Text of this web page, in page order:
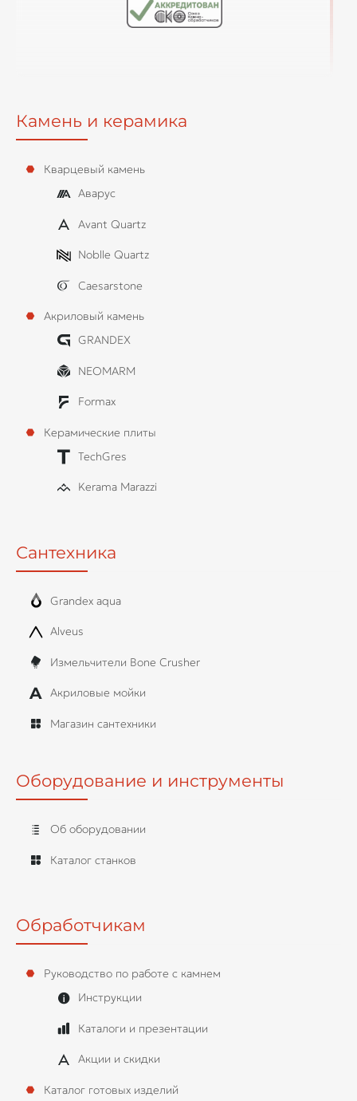
Камень и керамика
Кварцевый камень
Аварус
Avant Quartz
Noblle Quartz
Caesarstone
Акриловый камень
GRANDEX
NEOMARM
Formax
Керамические плиты
TechGres
Kerama Marazzi
Сантехника
Grandex aqua
Alveus
Измельчители Bone Crusher
Акриловые мойки
Магазин сантехники
Оборудование и инструменты
Об оборудовании
Каталог станков
Обработчикам
Руководство по работе с камнем
Инструкции
Каталоги и презентации
Акции и скидки
Каталог готовых изделий